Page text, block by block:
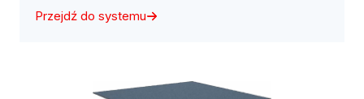
Przejdź do systemu